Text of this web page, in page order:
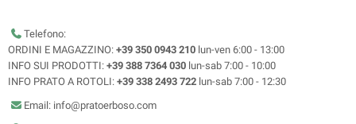
Telefono:
ORDINI E MAGAZZINO: +39 350 0943 210 lun-ven 6:00 - 13:00
INFO SUI PRODOTTI: +39 388 7364 030 lun-sab 7:00 - 10:00
INFO PRATO A ROTOLI: +39 338 2493 722 lun-sab 7:00 - 12:30
Email: info@pratoerboso.com